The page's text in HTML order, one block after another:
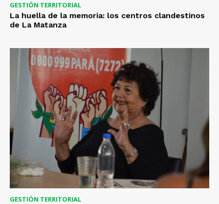
GESTIÓN TERRITORIAL
La huella de la memoria: los centros clandestinos
de La Matanza
GESTIÓN TERRITORIAL